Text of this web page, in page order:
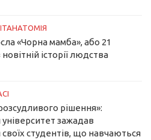
«Чорна мамба», або 21
історії людства
рішення»:
університет зажадав
студентів, що навчаються